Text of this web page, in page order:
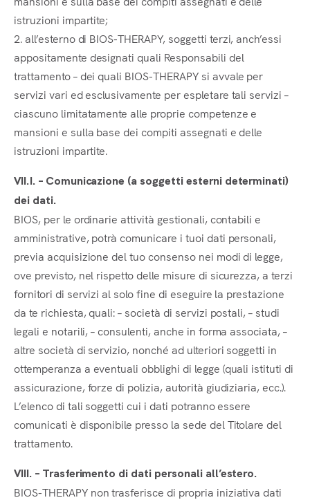
istruzioni impartite;
2. all’esterno di BIOS-THERAPY, soggetti terzi, anch’essi
appositamente designati quali Responsabili del
trattamento – dei quali BIOS-THERAPY si avvale per
servizi vari ed esclusivamente per espletare tali servizi –
ciascuno limitatamente alle proprie competenze e
mansioni e sulla base dei compiti assegnati e delle
istruzioni impartite.
VII.I. – Comunicazione (a soggetti esterni determinati)
dei dati.
BIOS, per le ordinarie attività gestionali, contabili e
amministrative, potrà comunicare i tuoi dati personali,
previa acquisizione del tuo consenso nei modi di legge,
ove previsto, nel rispetto delle misure di sicurezza, a terzi
fornitori di servizi al solo fine di eseguire la prestazione
da te richiesta, quali: – società di servizi postali, – studi
legali e notarili, – consulenti, anche in forma associata, –
altre società di servizio, nonché ad ulteriori soggetti in
ottemperanza a eventuali obblighi di legge (quali istituti di
assicurazione, forze di polizia, autorità giudiziaria, ecc.).
L’elenco di tali soggetti cui i dati potranno essere
comunicati è disponibile presso la sede del Titolare del
trattamento.
VIII. – Trasferimento di dati personali all’estero.
BIOS-THERAPY non trasferisce di propria iniziativa dati